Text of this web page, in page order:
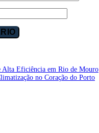
Alta Eficiência em Rio de Mouro
no Coração do Porto